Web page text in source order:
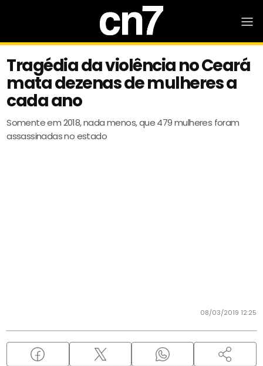
Tragédia da violência no Ceará
mata dezenas de mulheres a
cada ano
Somente em 2018, nada menos, que 479 mulheres foram
assassinadas no estado
08/03/2019 12:25